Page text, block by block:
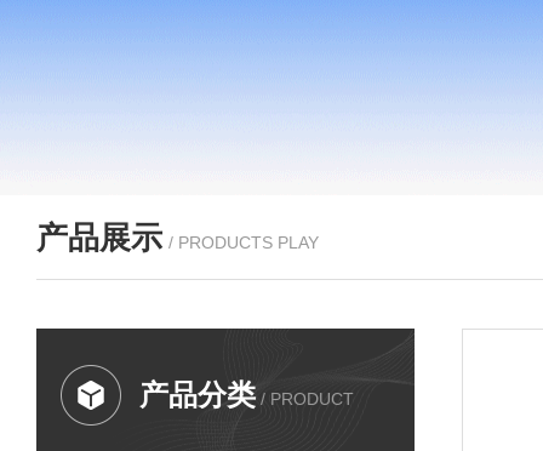
产品展示 / PRODUCTS PLAY
产品分类 / PRODUCT